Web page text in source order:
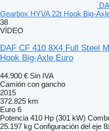
Gearbox HYVA 22t Hook Big-
38
VÍDEO
DAF CF 410 8X4 Full Steel
Hook Big-Axle Euro
44.900 € Sin IVA
Camión con gancho
2015
372.825 km
Euro 6
Potencia 410 Hp (301 kW)
25.197 kg Configuración del eje